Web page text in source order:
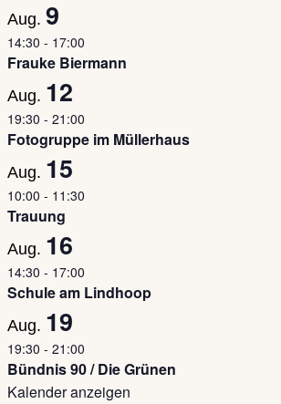
Aug. 9
14:30 - 17:00
Frauke Biermann
Aug. 12
19:30 - 21:00
Fotogruppe im Müllerhaus
Aug. 15
10:00 - 11:30
Trauung
Aug. 16
14:30 - 17:00
Schule am Lindhoop
Aug. 19
19:30 - 21:00
Bündnis 90 / Die Grünen
Kalender anzeigen